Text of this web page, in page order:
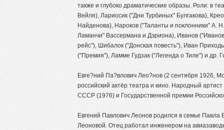
также и глубоко драматические образы. Роли: в
Вейля), Лариосик ("Дни Турбиных" Булгакова),
Найденова), Нароков ("Таланты и поклонники" А.
Ламанчи" Вассермана и Дэриона), Иванов
рейс"), Шибалок ("Донская повесть"), Иван
("Премия"), Ламме Гудзак ("Легенда о Тиле") и др.
Евге?ний Па?влович Лео?нов (2 сентября 1926,
российский актёр театра и кино. Народный
СССР (1976) и Государственной премии
Евгений Павлович Леонов родился в семье
Леоновой. Отец работал инженером на